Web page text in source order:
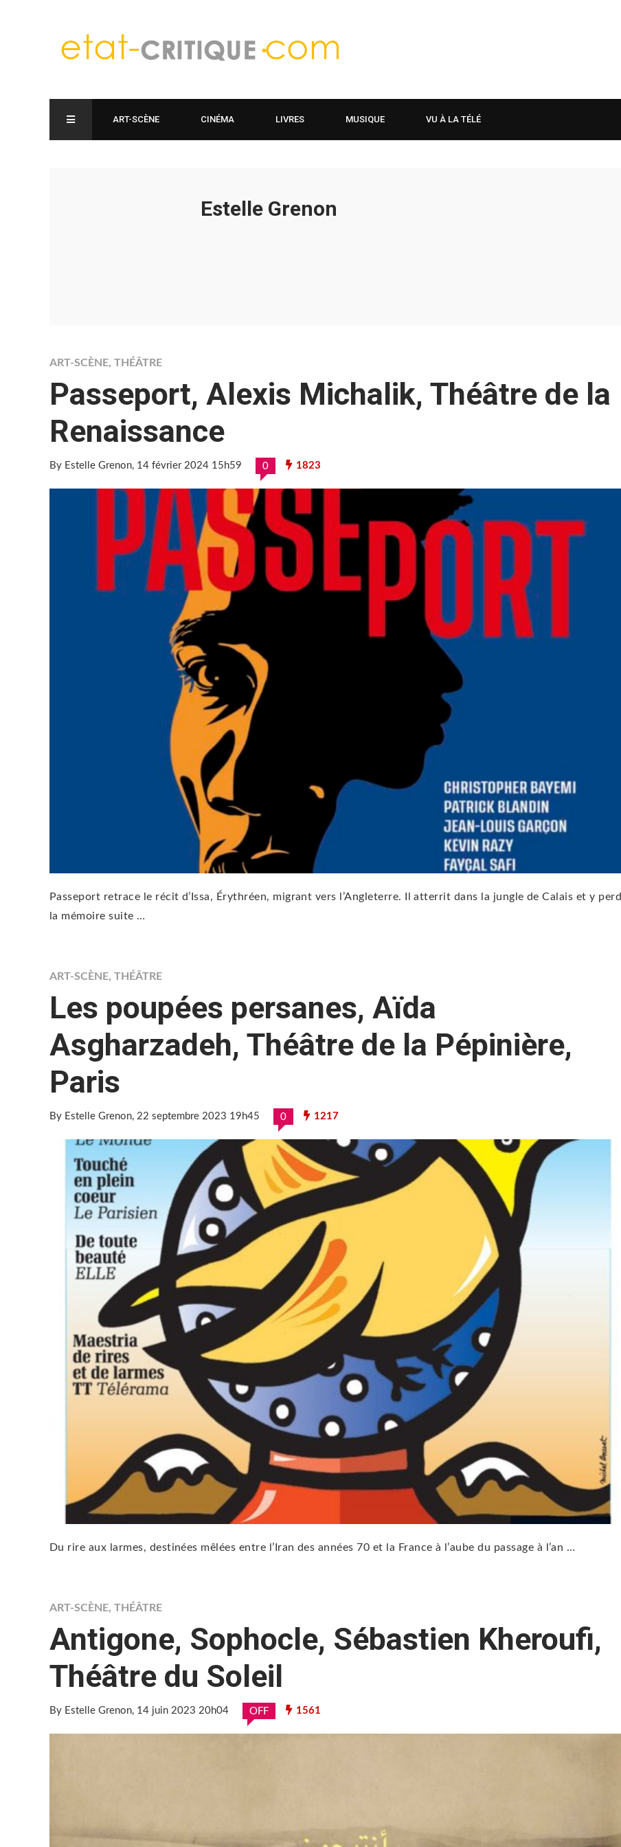
ART-SCÈNE CINÉMA LIVRES MUSIQUE VU À LA TÉLÉ
Estelle Grenon
ART-SCÈNE, THÉÂTRE
Passeport, Alexis Michalik, Théâtre de la
Renaissance
By Estelle Grenon, 14 février 2024 15h59 0 1823
Passeport retrace le récit d’Issa, Érythréen, migrant vers l’Angleterre. Il atterrit dans la jungle de Calais et y perd
la mémoire suite …
ART-SCÈNE, THÉÂTRE
Les poupées persanes, Aïda
Asgharzadeh, Théâtre de la Pépinière,
Paris
By Estelle Grenon, 22 septembre 2023 19h45 0 1217
Du rire aux larmes, destinées mêlées entre l’Iran des années 70 et la France à l’aube du passage à l’an …
ART-SCÈNE, THÉÂTRE
Antigone, Sophocle, Sébastien Kheroufi,
Théâtre du Soleil
By Estelle Grenon, 14 juin 2023 20h04 OFF 1561